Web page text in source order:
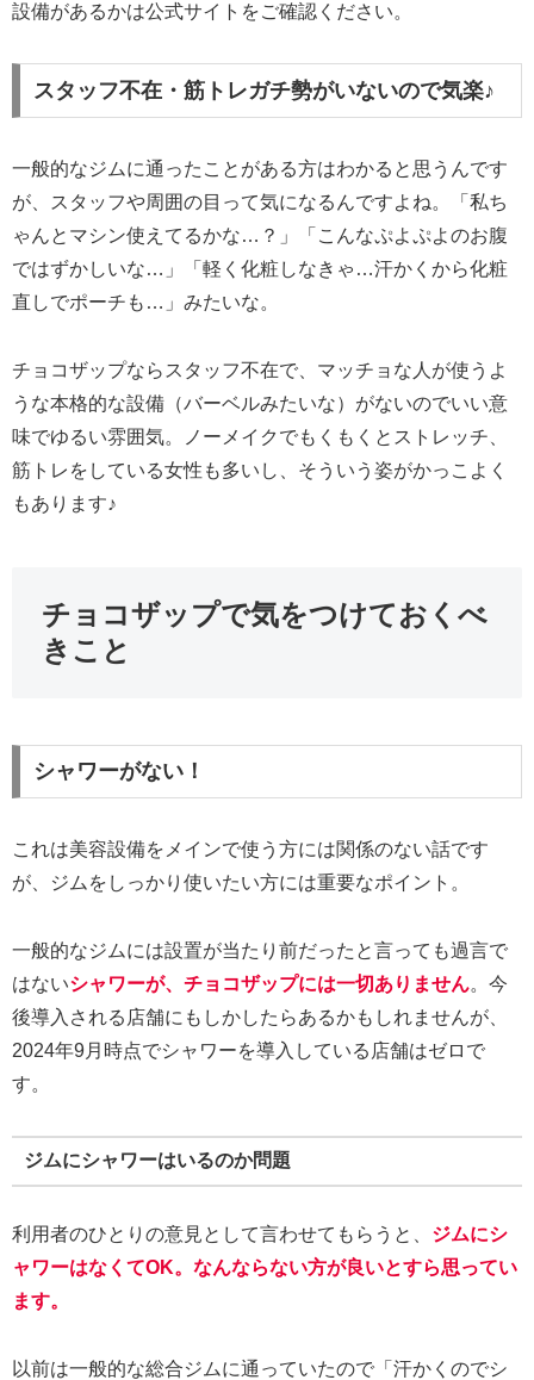
設備があるかは公式サイトをご確認ください。
スタッフ不在・筋トレガチ勢がいないので気楽♪
一般的なジムに通ったことがある方はわかると思うんです
が、スタッフや周囲の目って気になるんですよね。「私ち
ゃんとマシン使えてるかな…？」「こんなぷよぷよのお腹
ではずかしいな…」「軽く化粧しなきゃ…汗かくから化粧
直しでポーチも…」みたいな。
チョコザップならスタッフ不在で、マッチョな人が使うよ
うな本格的な設備（バーベルみたいな）がないのでいい意
味でゆるい雰囲気。ノーメイクでもくもくとストレッチ、
筋トレをしている女性も多いし、そういう姿がかっこよく
もあります♪
チョコザップで気をつけておくべ
きこと
シャワーがない！
これは美容設備をメインで使う方には関係のない話です
が、ジムをしっかり使いたい方には重要なポイント。
一般的なジムには設置が当たり前だったと言っても過言で
はないシャワーが、チョコザップには一切ありません。今
後導入される店舗にもしかしたらあるかもしれませんが、
2024年9月時点でシャワーを導入している店舗はゼロで
す。
ジムにシャワーはいるのか問題
利用者のひとりの意見として言わせてもらうと、 ジムにシ
ャワーはなくてOK。なんならない方が良いとすら思ってい
ます。
以前は一般的な総合ジムに通っていたので「汗かくのでシ